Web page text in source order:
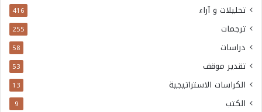
تحليلات و آراء 416
ترجمات 255
دراسات 58
تقدير موقف 53
الكراسات الاستراتيجية 13
الكتب 9